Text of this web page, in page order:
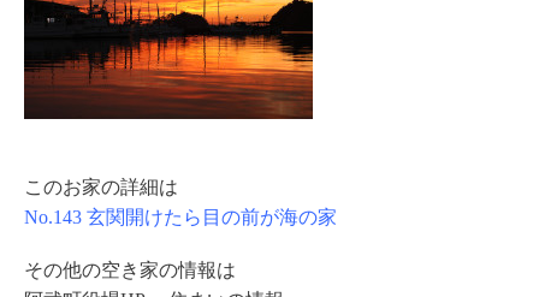
このお家の詳細は
No.143 玄関開けたら目の前が海の家
その他の空き家の情報は